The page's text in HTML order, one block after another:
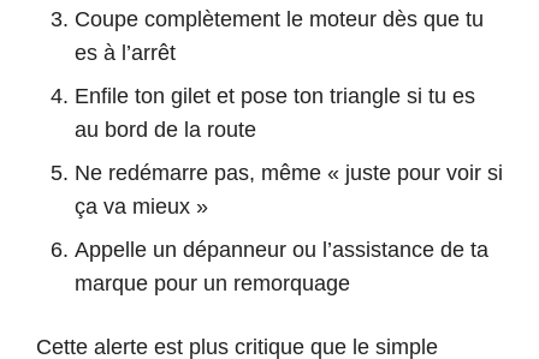
Coupe complètement le moteur dès que tu
es à l’arrêt
Enfile ton gilet et pose ton triangle si tu es
au bord de la route
Ne redémarre pas, même « juste pour voir si
ça va mieux »
Appelle un dépanneur ou l’assistance de ta
marque pour un remorquage
Cette alerte est plus critique que le simple